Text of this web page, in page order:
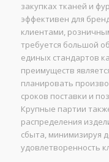
закупках тканей и
эффективен для
клиентами,
требуется большой
единых стандартов
преимуществ
планировать
сроков поставки и
Крупные партии
распределения
сбыта, минимизируя
удовлетворенность